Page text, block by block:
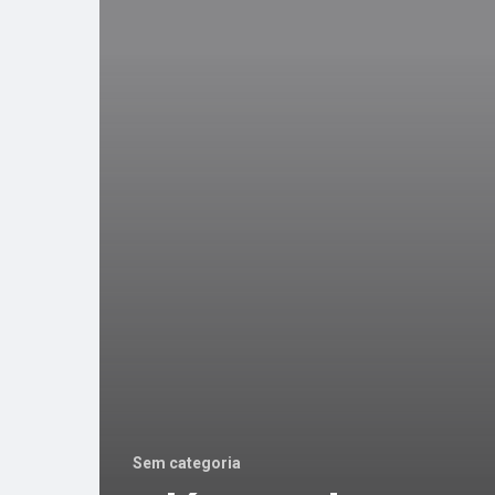
Sem categoria